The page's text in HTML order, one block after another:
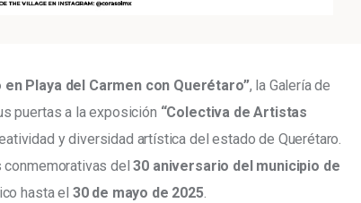
en Playa del Carmen con Querétaro”, la Galería de
puertas a la exposición “Colectiva de Artistas
y diversidad artística del estado de Querétaro.
conmemorativas del 30 aniversario del municipio de
hasta el 30 de mayo de 2025.